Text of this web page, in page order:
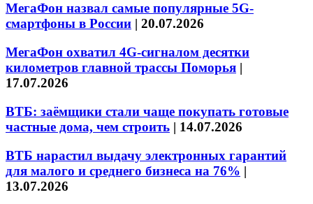
МегаФон назвал самые популярные 5G-
смартфоны в России | 20.07.2026
МегаФон охватил 4G-сигналом десятки
километров главной трассы Поморья |
17.07.2026
ВТБ: заёмщики стали чаще покупать готовые
частные дома, чем строить | 14.07.2026
ВТБ нарастил выдачу электронных гарантий
для малого и среднего бизнеса на 76% |
13.07.2026